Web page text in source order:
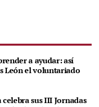
a ayudar: así
León el voluntariado
sus III Jornadas